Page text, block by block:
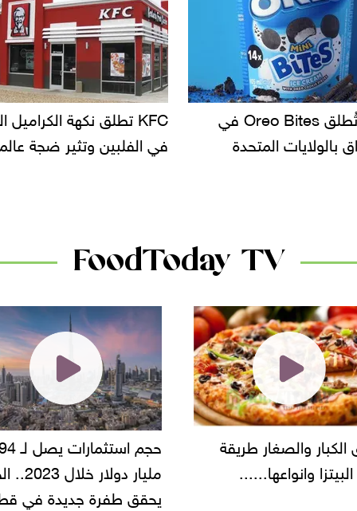
KFC تطلق نكهة الكراميل المملح
وتثير ضجة عالمية
دعوات للتحقيق في
سحب بعض ألبان
FoodToday TV
حجم استثمارات يصل لـ 94
"أمن القاهرة" يضبط
شركة مطاعم استولى
أموال المواطنين بزعم